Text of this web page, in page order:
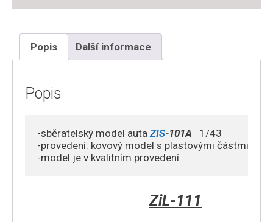
Popis Další informace
Popis
-sběratelský model auta ZIS-101A
1/43
-provedení: kovový model s plastovými částmi
ZiL-111